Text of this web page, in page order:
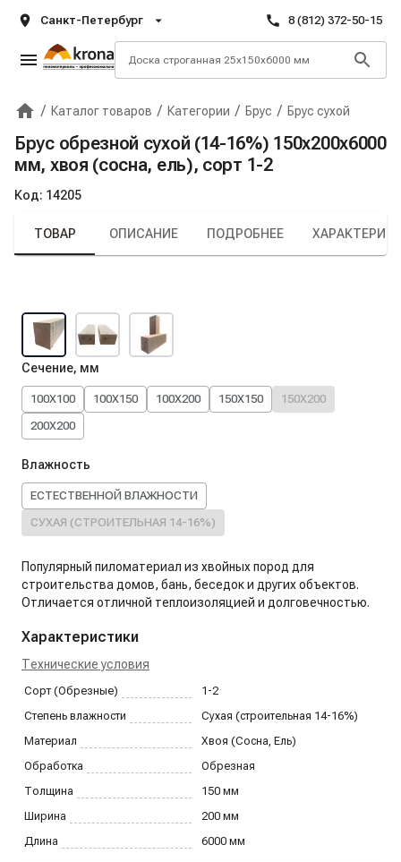
Санкт-Петербург 8 (812) 372-50-15
Главная
/ Каталог товаров / Категории / Брус / Брус сухой
Брус обрезной сухой (14-16%) 150х200х6000
мм, хвоя (сосна, ель), сорт 1-2
Код: 14205
Крона
ТОВАР ОПИСАНИЕ ПОДРОБНЕЕ
Сечение, мм
100X100 100X150 100X200 150X150
150X200
200X200
Влажность
ЕСТЕСТВЕННОЙ ВЛАЖНОСТИ
СУХАЯ (СТРОИТЕЛЬНАЯ 14-16%)
Популярный пиломатериал из хвойных пород для
строительства домов, бань, беседок и других объектов.
Отличается отличной теплоизоляцией и долговечностью.
Характеристики
Технические условия
Сорт (Обрезные)
1-2
Степень влажности
Сухая (строительная 14-16%)
Материал
Хвоя (Сосна, Ель)
Обработка
Обрезная
Толщина
150 мм
Ширина
200 мм
Длина
6000 мм